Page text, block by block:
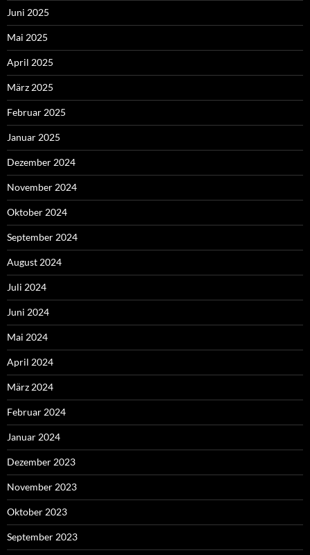
Juni 2025
Mai 2025
April 2025
März 2025
Februar 2025
Januar 2025
Dezember 2024
November 2024
Oktober 2024
September 2024
August 2024
Juli 2024
Juni 2024
Mai 2024
April 2024
März 2024
Februar 2024
Januar 2024
Dezember 2023
November 2023
Oktober 2023
September 2023